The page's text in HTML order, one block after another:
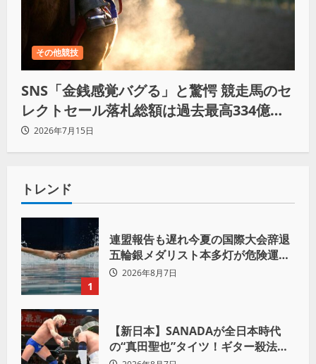
その他競技
SNS「金銭感覚バグる」と驚愕 競走馬のセ
レクトセール落札総額は過去最高334億
円！2026年7月15日
トレンド
1
連盟報告も遅れ今夏の国際大会辞退
五輪銀メダリスト本多灯が危険運転
致傷で起訴
2026年8月7日
【新日本】SANADAが全日本時代
の“真田聖也”タイツ！ギター殺法で